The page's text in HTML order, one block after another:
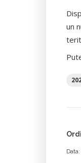
un
Data: